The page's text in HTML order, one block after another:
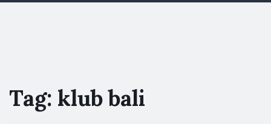
Tag: klub bali